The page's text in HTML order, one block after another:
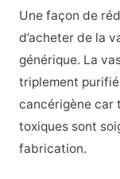
Une façon de
d’acheter de la
générique. La
triplement
cancérigène car
toxiques sont
fabrication.